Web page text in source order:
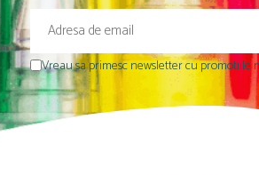
Vreau sa primesc newsletter cu